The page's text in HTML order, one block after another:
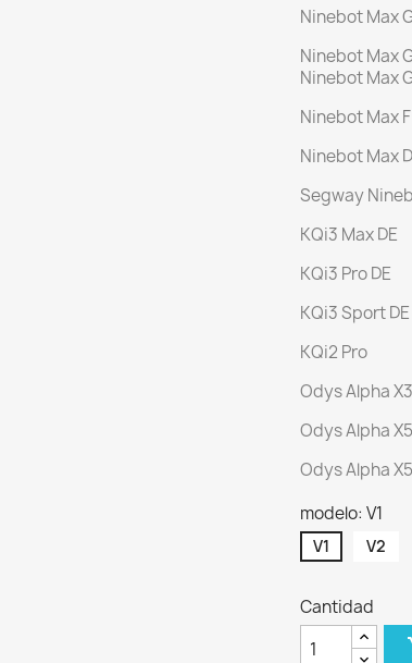
Ninebot Max
Ninebot Max
Ninebot Max
Ninebot Max
Ninebot Max
Segway
KQi3 Max DE
KQi3 Pro DE
KQi3 Sport DE
KQi2 Pro
Odys Alpha
Odys Alpha X5
Odys Alpha
modelo: V1
V1 V2
Cantidad